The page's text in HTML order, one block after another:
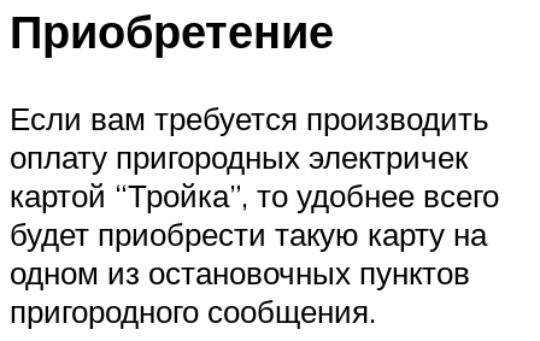
Приобретение
Если вам требуется производить
оплату пригородных электричек
картой “Тройка”, то удобнее всего
будет приобрести такую карту на
одном из остановочных пунктов
пригородного сообщения.